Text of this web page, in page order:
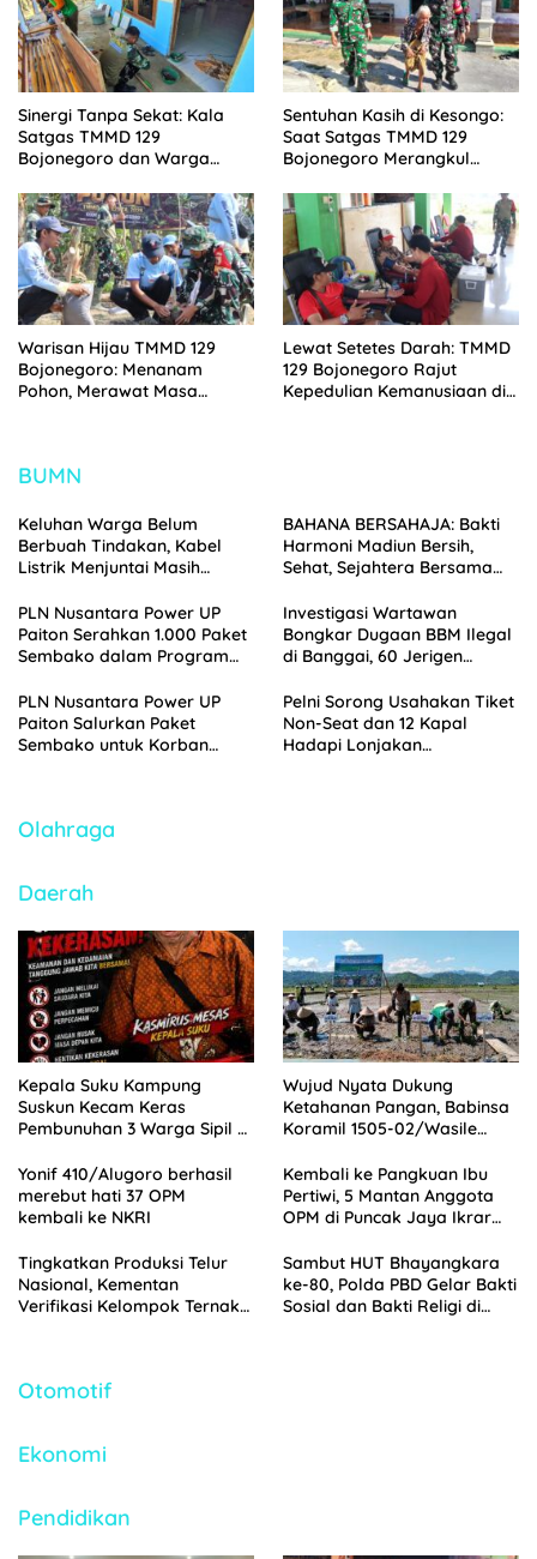
Sinergi Tanpa Sekat: Kala
Satgas TMMD 129
Bojonegoro dan Warga
Merajut Asa Ibu Jasmiati
Sentuhan Kasih di Kesongo:
Saat Satgas TMMD 129
Bojonegoro Merangkul
Rumah Baru Anak Tercinta
Warisan Hijau TMMD 129
Bojonegoro: Menanam
Pohon, Merawat Masa
Lewat Setetes Darah: TMMD
129 Bojonegoro Rajut
Kepedulian Kemanusiaan di
BUMN
Keluhan Warga Belum
Berbuah Tindakan, Kabel
Listrik Menjuntai Masih
BAHANA BERSAHAJA: Bakti
Harmoni Madiun Bersih,
Sehat, Sejahtera Bersama
PLN Nusantara Power UP
Paiton Serahkan 1.000 Paket
Sembako dalam Program
Ramadhan 1447 H
Investigasi Wartawan
Bongkar Dugaan BBM Ilegal
di Banggai, 60 Jerigen
PLN Nusantara Power UP
Paiton Salurkan Paket
Sembako untuk Korban
Pelni Sorong Usahakan Tiket
Non-Seat dan 12 Kapal
Hadapi Lonjakan
Olahraga
Daerah
Kepala Suku Kampung
Suskun Kecam Keras
Pembunuhan 3 Warga Sipil di
Wujud Nyata Dukung
Ketahanan Pangan, Babinsa
Koramil 1505-02/Wasile
Yonif 410/Alugoro berhasil
merebut hati 37 OPM
kembali ke NKRI
Kembali ke Pangkuan Ibu
Pertiwi, 5 Mantan Anggota
OPM di Puncak Jaya Ikrar
Tingkatkan Produksi Telur
Nasional, Kementan
Verifikasi Kelompok Ternak
Sambut HUT Bhayangkara
ke-80, Polda PBD Gelar Bakti
Sosial dan Bakti Religi di
Otomotif
Ekonomi
Pendidikan